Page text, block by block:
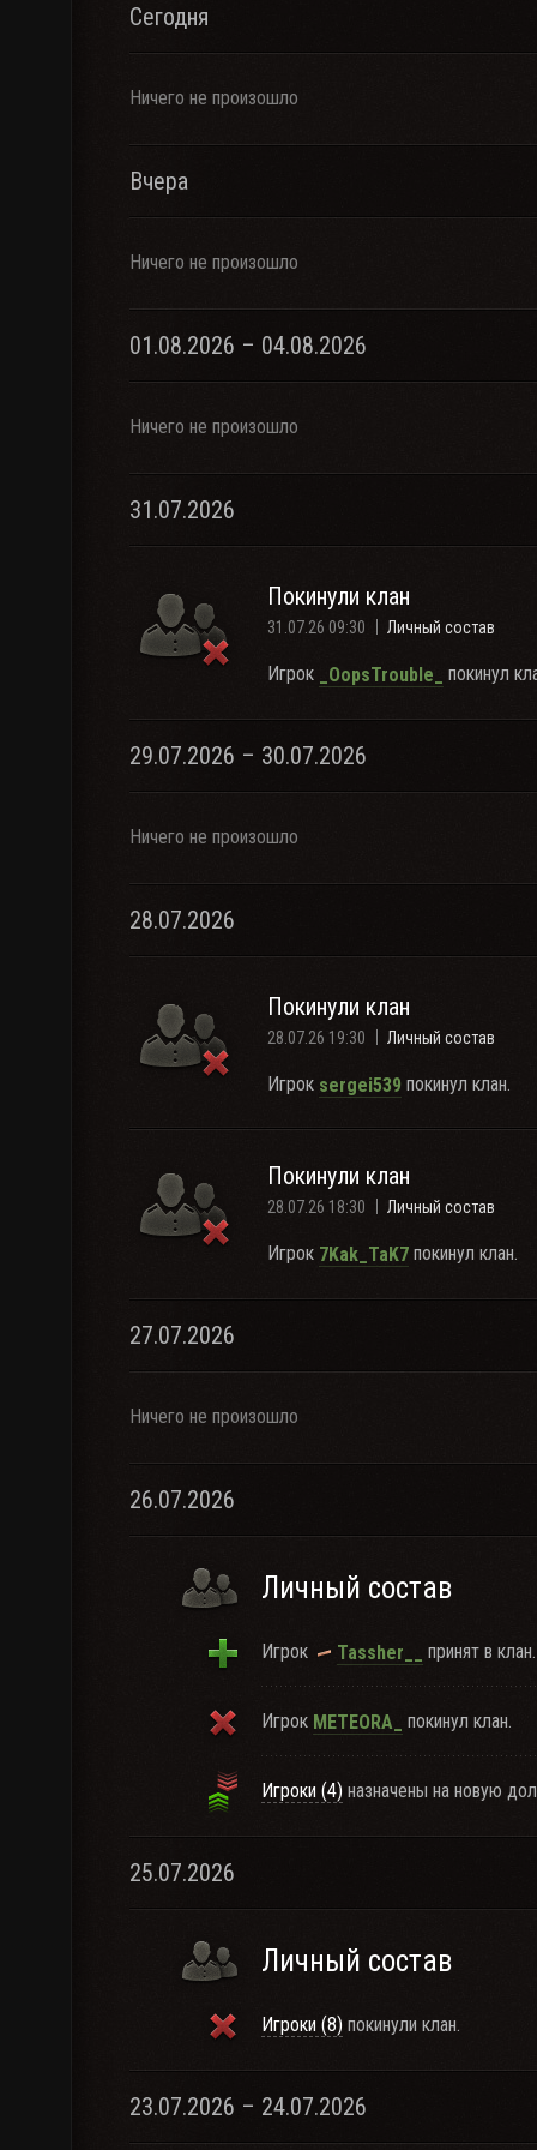
Сегодня
Ничего не произошло
Вчера
Ничего не произошло
01.08.2026 – 04.08.2026
Ничего не произошло
31.07.2026
Покинули клан
31.07.26 09:30 Личный состав
Игрок _OopsTrouble_ покинул
29.07.2026 – 30.07.2026
Ничего не произошло
28.07.2026
Покинули клан
28.07.26 19:30 Личный состав
Игрок sergei539 покинул клан.
Покинули клан
28.07.26 18:30 Личный состав
Игрок 7Kak_TaK7 покинул клан.
27.07.2026
Ничего не произошло
26.07.2026
Личный состав
Игрок Tassher__ принят в клан.
Игрок METEORA_ покинул клан.
Игроки (4) назначены на новую
25.07.2026
Личный состав
Игроки (8) покинули клан.
23.07.2026 – 24.07.2026